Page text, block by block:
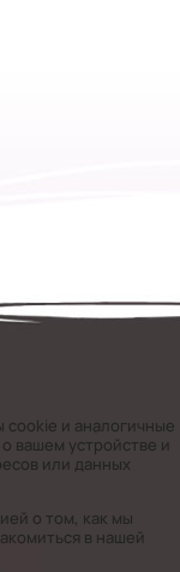
и аналогичные
вашем устройстве и
или данных
о том, как мы
в нашей